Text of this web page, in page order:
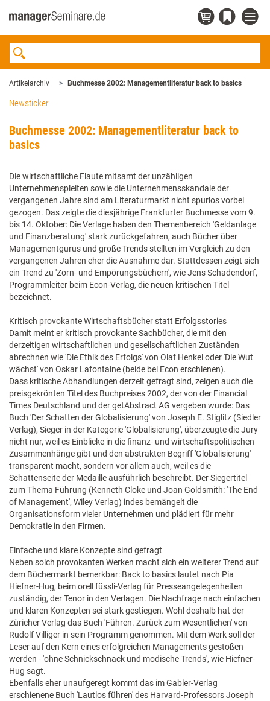
Artikelarchiv Buchmesse 2002: Managementliteratur back to basics
Newsticker
Buchmesse 2002: Managementliteratur back to
basics
Die wirtschaftliche Flaute mitsamt der unzähligen
Unternehmenspleiten sowie die Unternehmensskandale der
vergangenen Jahre sind am Literaturmarkt nicht spurlos vorbei
gezogen. Das zeigte die diesjährige Frankfurter Buchmesse vom 9.
bis 14. Oktober: Die Verlage haben den Themenbereich 'Geldanlage
und Finanzberatung' stark zurückgefahren, auch Bücher über
Managementgurus und große Trends stellten im Vergleich zu den
vergangenen Jahren eher die Ausnahme dar. Stattdessen zeigt sich
ein Trend zu 'Zorn- und Empörungsbüchern', wie Jens Schadendorf,
Programmleiter beim Econ-Verlag, die neuen kritischen Titel
bezeichnet.
Kritisch provokante Wirtschaftsbücher statt Erfolgsstories
Damit meint er kritisch provokante Sachbücher, die mit den
derzeitigen wirtschaftlichen und gesellschaftlichen Zuständen
abrechnen wie 'Die Ethik des Erfolgs' von Olaf Henkel oder 'Die Wut
wächst' von Oskar Lafontaine (beide bei Econ erschienen).
Dass kritische Abhandlungen derzeit gefragt sind, zeigen auch die
preisgekrönten Titel des Buchpreises 2002, der von der Financial
Times Deutschland und der getAbstract AG vergeben wurde: Das
Buch 'Der Schatten der Globalisierung' von Joseph E. Stiglitz (Siedler
Verlag), Sieger in der Kategorie 'Globalisierung', überzeugte die Jury
nicht nur, weil es Einblicke in die finanz- und wirtschaftspolitischen
Zusammenhänge gibt und den abstrakten Begriff 'Globalisierung'
transparent macht, sondern vor allem auch, weil es die
Schattenseite der Medaille ausführlich beschreibt. Der Siegertitel
zum Thema Führung (Kenneth Cloke und Joan Goldsmith: 'The End
of Management', Wiley Verlag) indes bemängelt die
Organisationsform vieler Unternehmen und plädiert für mehr
Demokratie in den Firmen.
Einfache und klare Konzepte sind gefragt
Neben solch provokanten Werken macht sich ein weiterer Trend auf
dem Büchermarkt bemerkbar: Back to basics lautet nach Pia
Hiefner-Hug, beim orell füssli-Verlag für Presseangelegenheiten
zuständig, der Tenor in den Verlagen. Die Nachfrage nach einfachen
und klaren Konzepten sei stark gestiegen. Wohl deshalb hat der
Züricher Verlag das Buch 'Führen. Zurück zum Wesentlichen' von
Rudolf Villiger in sein Programm genommen. Mit dem Werk soll der
Leser auf den Kern eines erfolgreichen Managements gestoßen
werden - 'ohne Schnickschnack und modische Trends', wie Hiefner-
Hug sagt.
Ebenfalls eher unaufgeregt kommt das im Gabler-Verlag
erschienene Buch 'Lautlos führen' des Harvard-Professors Joseph